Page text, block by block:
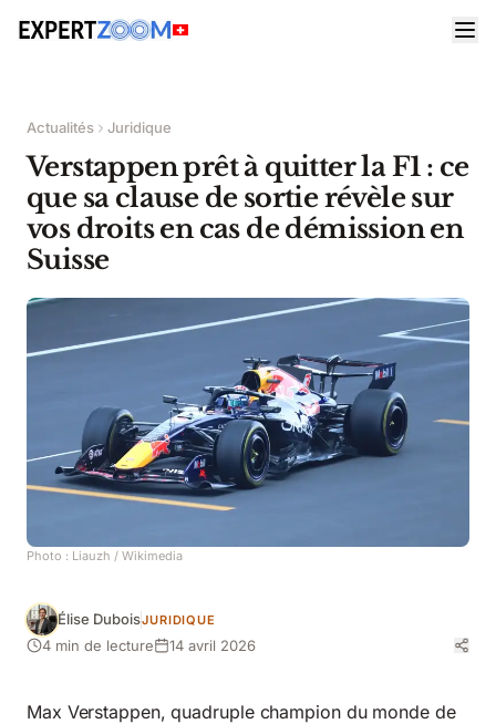
Actualités Juridique
Verstappen prêt à quitter la F1 : ce
que sa clause de sortie révèle sur
vos droits en cas de démission en
Suisse
Photo : Liauzh / Wikimedia
Élise DuboisJURIDIQUE
4 min de lecture 14 avril 2026
Max Verstappen, quadruple champion du monde de